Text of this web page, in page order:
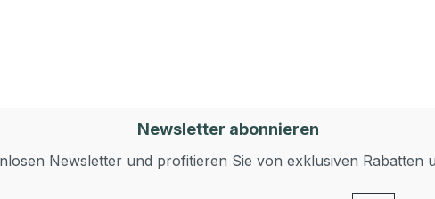
Newsletter abonnieren
Newsletter und profitieren Sie von exklusiven Rabatten